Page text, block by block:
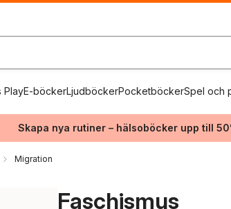
PlayE-böckerLjudböckerPocketböckerSpel och
Skapa nya rutiner – hälsoböcker upp till
Migration
Faschismus